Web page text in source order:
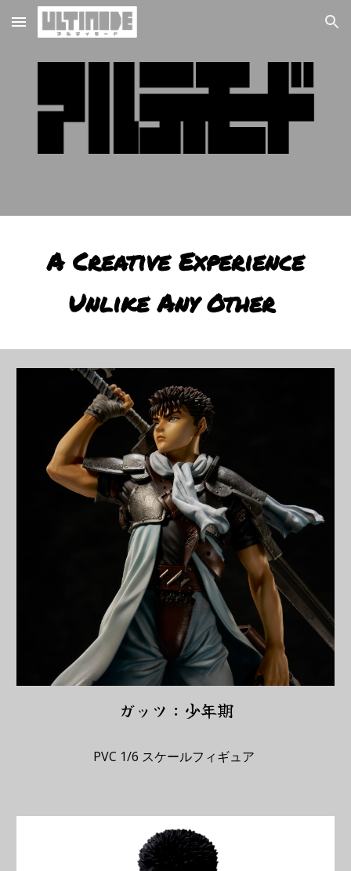
Skip to main content Skip to navigation
A Creative Experience
Unlike Any Other
ガッツ：少年期
PVC 1/6 スケールフィギュア